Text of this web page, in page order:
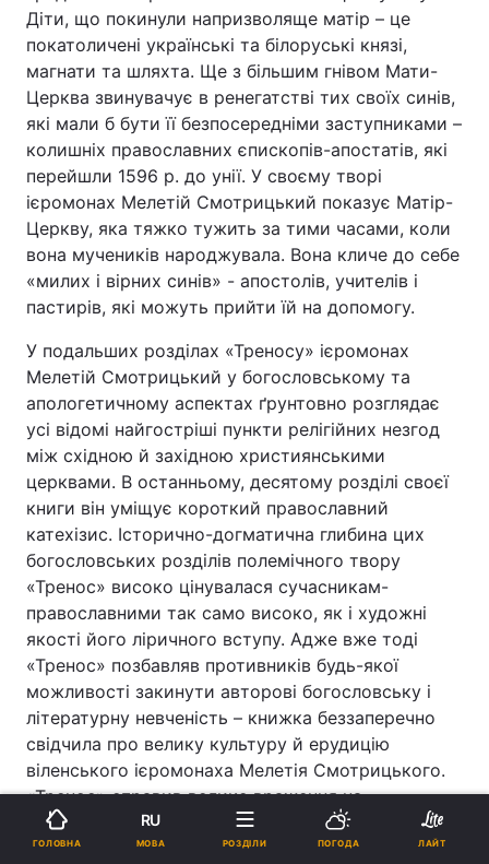
Діти, що покинули напризволяще матір – це
покатоличені українські та білоруські князі,
магнати та шляхта. Ще з більшим гнівом Мати-
Церква звинувачує в ренегатстві тих своїх синів,
які мали б бути її безпосередніми заступниками –
колишніх православних єпископів-апостатів, які
перейшли 1596 р. до унії. У своєму творі
ієромонах Мелетій Смотрицький показує Матір-
Церкву, яка тяжко тужить за тими часами, коли
вона мучеників народжувала. Вона кличе до себе
«милих і вірних синів» - апостолів, учителів і
пастирів, які можуть прийти їй на допомогу.
У подальших розділах «Треносу» ієромонах
Мелетій Смотрицький у богословському та
апологетичному аспектах ґрунтовно розглядає
усі відомі найгостріші пункти релігійних незгод
між східною й західною християнськими
церквами. В останньому, десятому розділі своєї
книги він уміщує короткий православний
катехізис. Історично-догматична глибина цих
богословських розділів полемічного твору
«Тренос» високо цінувалася сучасникам-
православними так само високо, як і художні
якості його ліричного вступу. Адже вже тоді
«Тренос» позбавляв противників будь-якої
можливості закинути авторові богословську і
літературну невченість – книжка беззаперечно
свідчила про велику культуру й ерудицію
віленського ієромонаха Мелетія Смотрицького.
«Тренос» справив велике враження на
сучасників. Навіть самі представники Уніатської
Церкви свідчили, що в «Треносі» кожне слово –
ГОЛОВНА
RU
МОВА РОЗДІЛИ ПОГОДА ЛАЙТ